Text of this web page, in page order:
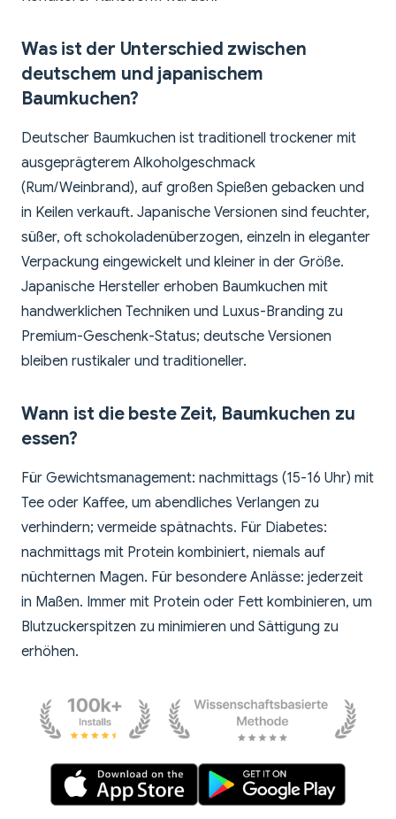
Was ist der Unterschied zwischen
deutschem und japanischem
Baumkuchen?
Deutscher Baumkuchen ist traditionell trockener mit
ausgeprägterem Alkoholgeschmack
(Rum/Weinbrand), auf großen Spießen gebacken und
in Keilen verkauft. Japanische Versionen sind feuchter,
süßer, oft schokoladenüberzogen, einzeln in eleganter
Verpackung eingewickelt und kleiner in der Größe.
Japanische Hersteller erhoben Baumkuchen mit
handwerklichen Techniken und Luxus-Branding zu
Premium-Geschenk-Status; deutsche Versionen
bleiben rustikaler und traditioneller.
Wann ist die beste Zeit, Baumkuchen zu
essen?
Für Gewichtsmanagement: nachmittags (15-16 Uhr) mit
Tee oder Kaffee, um abendliches Verlangen zu
verhindern; vermeide spätnachts. Für Diabetes:
nachmittags mit Protein kombiniert, niemals auf
nüchternen Magen. Für besondere Anlässe: jederzeit
in Maßen. Immer mit Protein oder Fett kombinieren, um
Blutzuckerspitzen zu minimieren und Sättigung zu
erhöhen.